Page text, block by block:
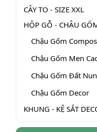
CÂY TO - SIZE XXL
HỘP GỖ - CHẬU
Chậu Gốm
Chậu Gốm Men
Chậu Gốm Đất
Chậu Gốm Decor
KHUNG - KỆ SẮT